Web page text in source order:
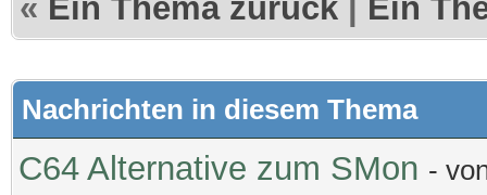
« Ein Thema zurück Ein
Nachrichten in diesem Thema
C64 Alternative zum SMon -